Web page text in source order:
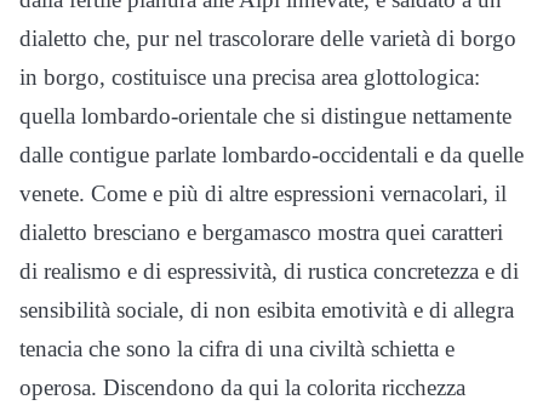
dialetto che, pur nel trascolorare delle varietà di borgo
in borgo, costituisce una precisa area glottologica:
quella lombardo-orientale che si distingue nettamente
dalle contigue parlate lombardo-occidentali e da quelle
venete. Come e più di altre espressioni vernacolari, il
dialetto bresciano e bergamasco mostra quei caratteri
di realismo e di espressività, di rustica concretezza e di
sensibilità sociale, di non esibita emotività e di allegra
tenacia che sono la cifra di una civiltà schietta e
operosa. Discendono da qui la colorita ricchezza